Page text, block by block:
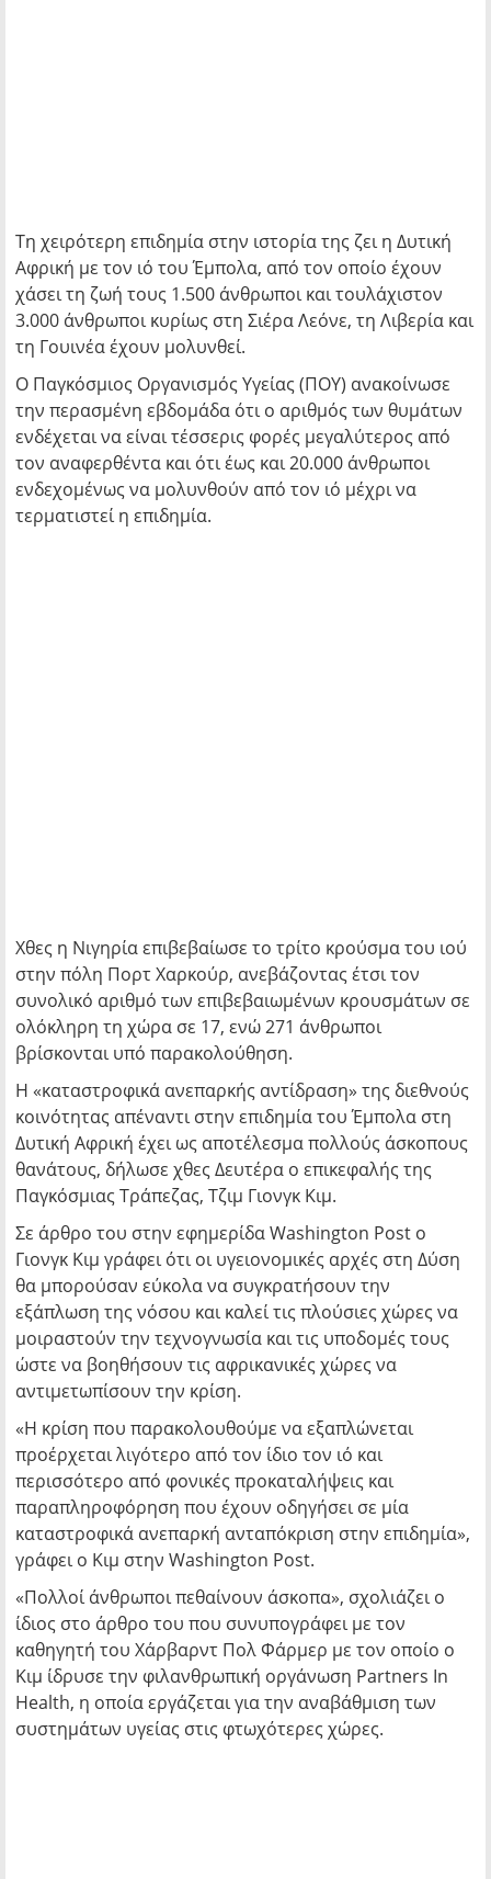
Τη χειρότερη επιδημία στην ιστορία της ζει η Δυτική
Αφρική με τον ιό του Έμπολα, από τον οποίο έχουν
χάσει τη ζωή τους 1.500 άνθρωποι και τουλάχιστον
3.000 άνθρωποι κυρίως στη Σιέρα Λεόνε, τη Λιβερία και
τη Γουινέα έχουν μολυνθεί.
Ο Παγκόσμιος Οργανισμός Υγείας (ΠΟΥ) ανακοίνωσε
την περασμένη εβδομάδα ότι ο αριθμός των θυμάτων
ενδέχεται να είναι τέσσερις φορές μεγαλύτερος από
τον αναφερθέντα και ότι έως και 20.000 άνθρωποι
ενδεχομένως να μολυνθούν από τον ιό μέχρι να
τερματιστεί η επιδημία.
Χθες η Νιγηρία επιβεβαίωσε το τρίτο κρούσμα του ιού
στην πόλη Πορτ Χαρκούρ, ανεβάζοντας έτσι τον
συνολικό αριθμό των επιβεβαιωμένων κρουσμάτων σε
ολόκληρη τη χώρα σε 17, ενώ 271 άνθρωποι
βρίσκονται υπό παρακολούθηση.
Η «καταστροφικά ανεπαρκής αντίδραση» της διεθνούς
κοινότητας απέναντι στην επιδημία του Έμπολα στη
Δυτική Αφρική έχει ως αποτέλεσμα πολλούς άσκοπους
θανάτους, δήλωσε χθες Δευτέρα ο επικεφαλής της
Παγκόσμιας Τράπεζας, Τζιμ Γιονγκ Κιμ.
Σε άρθρο του στην εφημερίδα Washington Post ο
Γιονγκ Κιμ γράφει ότι οι υγειονομικές αρχές στη Δύση
θα μπορούσαν εύκολα να συγκρατήσουν την
εξάπλωση της νόσου και καλεί τις πλούσιες χώρες να
μοιραστούν την τεχνογνωσία και τις υποδομές τους
ώστε να βοηθήσουν τις αφρικανικές χώρες να
αντιμετωπίσουν την κρίση.
«Η κρίση που παρακολουθούμε να εξαπλώνεται
προέρχεται λιγότερο από τον ίδιο τον ιό και
περισσότερο από φονικές προκαταλήψεις και
παραπληροφόρηση που έχουν οδηγήσει σε μία
καταστροφικά ανεπαρκή ανταπόκριση στην επιδημία»,
γράφει ο Κιμ στην Washington Post.
«Πολλοί άνθρωποι πεθαίνουν άσκοπα», σχολιάζει ο
ίδιος στο άρθρο του που συνυπογράφει με τον
καθηγητή του Χάρβαρντ Πολ Φάρμερ με τον οποίο ο
Κιμ ίδρυσε την φιλανθρωπική οργάνωση Partners In
Health, η οποία εργάζεται για την αναβάθμιση των
συστημάτων υγείας στις φτωχότερες χώρες.